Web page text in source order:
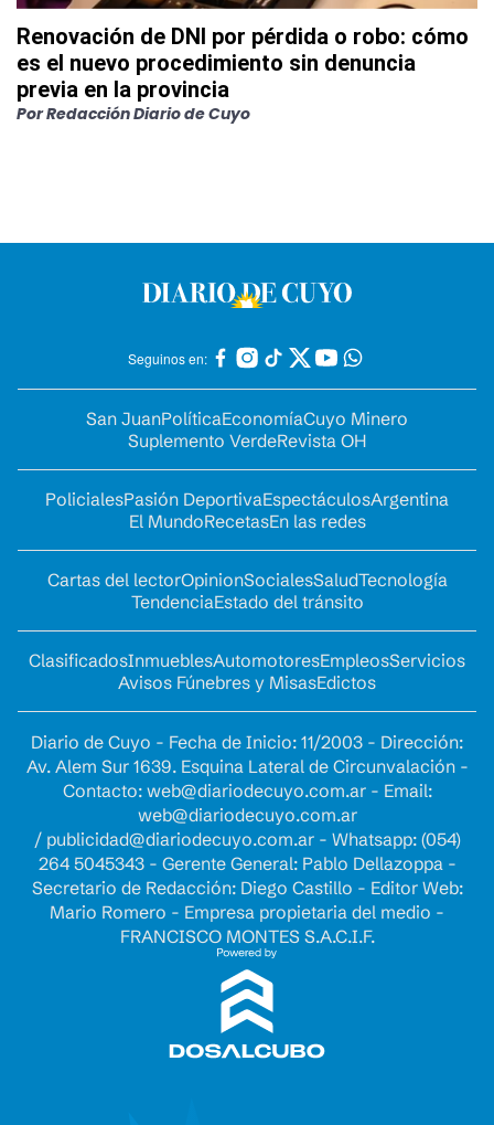
Renovación de DNI por pérdida o robo: cómo
es el nuevo procedimiento sin denuncia
previa en la provincia
PorRedacción Diario de Cuyo
Seguinos en:
San JuanPolíticaEconomíaCuyo Minero
Suplemento VerdeRevista OH
PolicialesPasión DeportivaEspectáculosArgentina
El MundoRecetasEn las redes
Cartas del lectorOpinionSocialesSaludTecnología
TendenciaEstado del tránsito
ClasificadosInmueblesAutomotoresEmpleosServicios
Avisos Fúnebres y MisasEdictos
Diario de Cuyo - Fecha de Inicio: 11/2003 - Dirección:
Av. Alem Sur 1639. Esquina Lateral de Circunvalación -
Contacto: web@diariodecuyo.com.ar- Email:
web@diariodecuyo.com.ar
/ publicidad@diariodecuyo.com.ar- Whatsapp: (054)
264 5045343 - Gerente General: Pablo Dellazoppa -
Secretario de Redacción: Diego Castillo - Editor Web:
Mario Romero - Empresa propietaria del medio -
FRANCISCO MONTES S.A.C.I.F.